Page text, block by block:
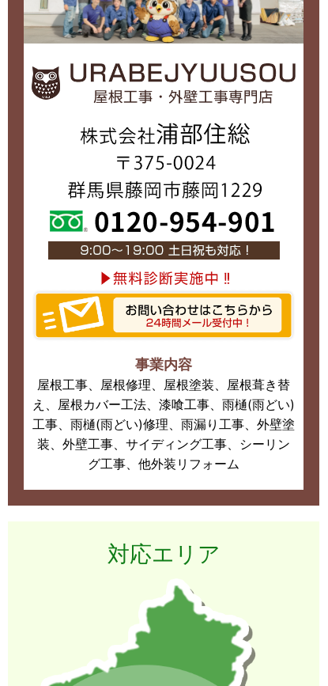
事業内容
屋根工事、屋根修理、屋根塗装、屋根葺き替
え、屋根カバー工法、漆喰工事、雨樋(雨どい)
工事、雨樋(雨どい)修理、雨漏り工事、外壁塗
装、外壁工事、サイディング工事、シーリン
グ工事、他外装リフォーム
対応エリア